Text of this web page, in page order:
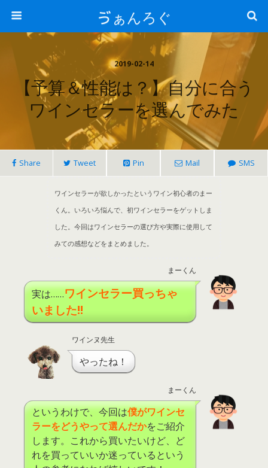
ゔぁんろぐ
2019-02-14
【予算＆性能は？】自分に合う
ワインセラーを選んでみた
Share Tweet Pin Mail SMS
ワインセラーが欲しかったというワイン初心者のまー
くん。いろいろ悩んで、初ワインセラーをゲットしま
した。今回はワインセラーの選び方や実際に使用して
みての感想などをまとめました。
まーくん
実は……ワインセラー買っちゃ
いました!!
ワインヌ先生
やったね！
まーくん
というわけで、今回は僕がワインセ
ラーをどうやって選んだかをご紹介
します。これから買いたいけど、ど
れを買っていいか迷っているという